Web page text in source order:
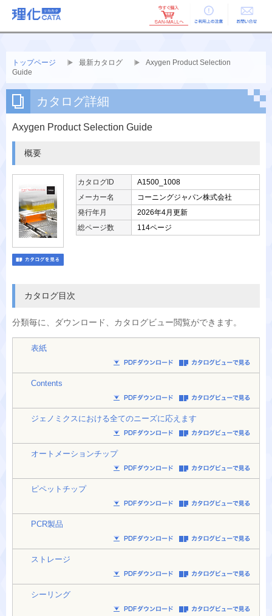
ご利用上の お問い合せ
トップページ 最新カタログ
Axygen Product Selection
Guide
カタログ詳細
Axygen Product Selection Guide
概要
カタログID
A1500_1008
メーカー名
コーニングジャパン株式会社
発行年月
2026年4月更新
総ページ数
114ページ
カタログ目次
分類毎に、 ダウンロード、カタログビュー閲覧ができます。
表紙
Contents
ジェノミクスにおける全てのニーズに応えます
オートメーションチップ
ピペットチップ
PCR製品
ストレージ
シーリング